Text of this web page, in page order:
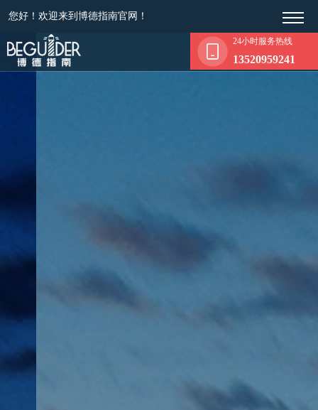
您好！欢迎来到博德指南官网！
24小时服务热线
13520959241